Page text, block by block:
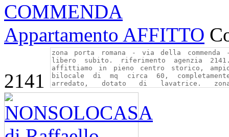
COMMENDA
Appartamento AFFITTO
2141